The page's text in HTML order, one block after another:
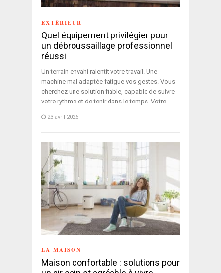
EXTÉRIEUR
Quel équipement privilégier pour
un débroussaillage professionnel
réussi
Un terrain envahi ralentit votre travail. Une
machine mal adaptée fatigue vos gestes. Vous
cherchez une solution fiable, capable de suivre
votre rythme et de tenir dans le temps. Votre…
23 avril 2026
LA MAISON
Maison confortable : solutions pour